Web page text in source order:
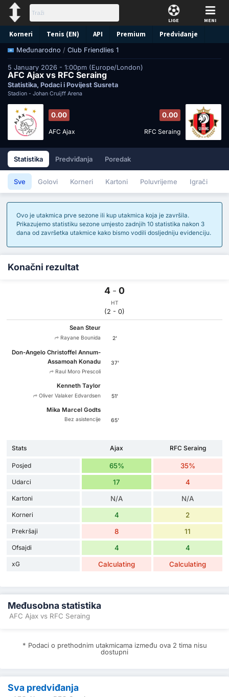
LIGE MENI
Korneri Tenis (EN) API Premium Predviđanje
Međunarodno / Club Friendlies 1
5 January 2026 - 1:00pm (Europe/London)
AFC Ajax vs RFC Seraing
Statistika, Podaci i Povijest Susreta
Stadion - Johan Cruijff Arena
0.00
AFC Ajax
0.00
RFC Seraing
Statistika Predviđanja Poredak
Sve Golovi Korneri Kartoni Poluvrijeme Igrači
Ovo je utakmica prve sezone ili kup utakmica koja je završila.
Prikazujemo statistiku sezone umjesto zadnjih 10 statistika nakon 3
dana od završetka utakmice kako bismo vodili dosljedniju evidenciju.
Konačni rezultat
4 - 0
HT
(2 - 0)
Sean Steur
Rayane Bounida 2'
Don-Angelo Christoffel Annum-
Assamoah Konadu
Raul Moro Prescoli
37'
Kenneth Taylor
Oliver Valaker Edvardsen 51'
Mika Marcel Godts
Bez asistencije 65'
Stats Ajax RFC Seraing
Posjed 65% 35%
Udarci 17 4
Kartoni N/A N/A
Korneri 4 2
Prekršaji 8 11
Ofsajdi 4 4
xG Calculating Calculating
Međusobna statistika
AFC Ajax vs RFC Seraing
* Podaci o prethodnim utakmicama između ova 2 tima nisu
dostupni
Sva predviđanja